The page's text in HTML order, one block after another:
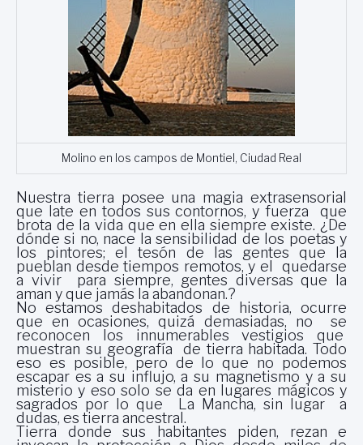
Molino en los campos de Montiel, Ciudad Real
Nuestra tierra posee una magia extrasensorial
que late en todos sus contornos, y fuerza que
brota de la vida que en ella siempre existe. ¿De
dónde si no, nace la sensibilidad de los poetas y
los pintores; el tesón de las gentes que la
pueblan desde tiempos remotos, y el quedarse
a vivir para siempre, gentes diversas que la
aman y que jamás la abandonan.?
No estamos deshabitados de historia, ocurre
que en ocasiones, quizá demasiadas, no se
reconocen los innumerables vestigios que
muestran su geografía de tierra habitada. Todo
eso es posible, pero de lo que no podemos
escapar es a su influjo, a su magnetismo y a su
misterio y eso solo se da en lugares mágicos y
sagrados por lo que La Mancha, sin lugar a
dudas, es tierra ancestral.
Tierra donde sus habitantes piden, rezan e